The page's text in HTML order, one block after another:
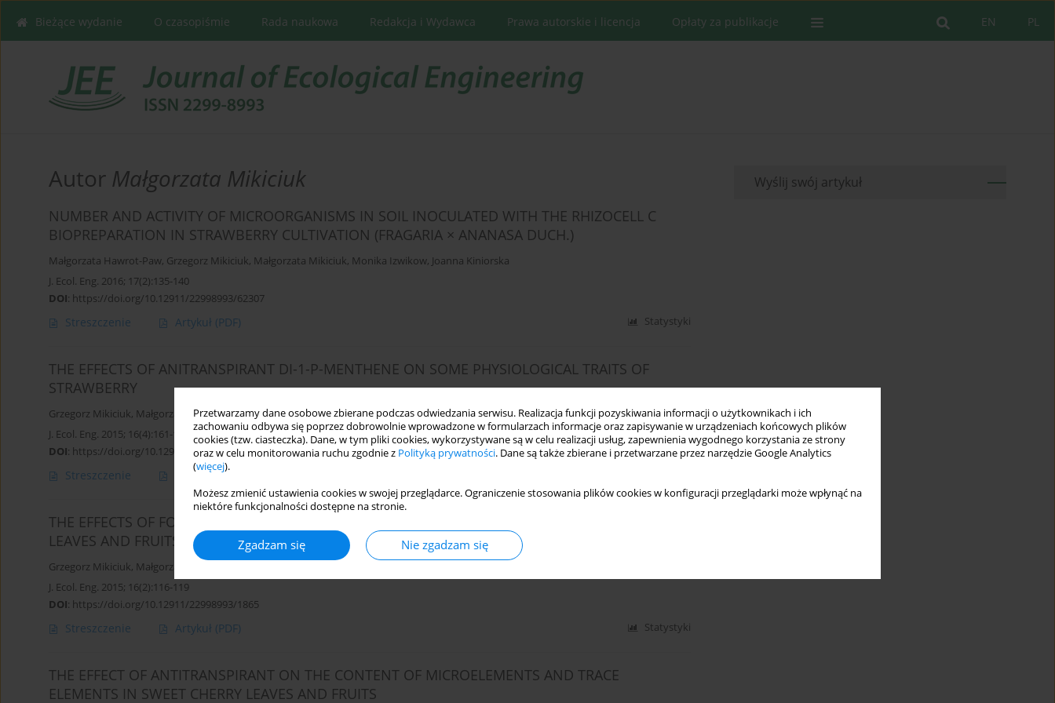
Przetwarzamy dane osobowe zbierane podczas odwiedzania serwisu. Realizacja funkcji pozyskiwania informacji o użytkownikach i ich
zachowaniu odbywa się poprzez dobrowolnie wprowadzone w formularzach informacje oraz zapisywanie w urządzeniach końcowych plików
cookies (tzw. ciasteczka). Dane, w tym pliki cookies, wykorzystywane są w celu realizacji usług, zapewnienia wygodnego korzystania ze strony
oraz w celu monitorowania ruchu zgodnie z Polityką prywatności. Dane są także zbierane i przetwarzane przez narzędzie Google Analytics
(więcej).
Możesz zmienić ustawienia cookies w swojej przeglądarce. Ograniczenie stosowania plików cookies w konfiguracji przeglądarki może wpłynąć na
niektóre funkcjonalności dostępne na stronie.
Zgadzam się Nie zgadzam się
PL
EN
Bieżące wydanie O czasopiśmie Rada naukowa Redakcja i Wydawca Prawa autorskie i licencja Opłaty za publikacje
Autor Małgorzata Mikiciuk
NUMBER AND ACTIVITY OF MICROORGANISMS IN SOIL INOCULATED WITH THE RHIZOCELL C
BIOPREPARATION IN STRAWBERRY CULTIVATION (FRAGARIA × ANANASA DUCH.)
Małgorzata Hawrot-Paw, Grzegorz Mikiciuk, Małgorzata Mikiciuk, Monika Izwikow, Joanna Kiniorska
J. Ecol. Eng. 2016; 17(2):135-140
DOI: https://doi.org/10.12911/22998993/62307
Streszczenie Artykuł (PDF) Statystyki
THE EFFECTS OF ANITRANSPIRANT DI-1-P-MENTHENE ON SOME PHYSIOLOGICAL TRAITS OF
STRAWBERRY
Grzegorz Mikiciuk, Małgorzata Mikiciuk,Piotr Ptak
J. Ecol. Eng. 2015; 16(4):161-167
DOI: https://doi.org/10.12911/22998993/59366
Streszczenie Artykuł (PDF)
THE EFFECTS OF FOLIAR NUTRITION WITH InCa FERTILIZER ON THE CHEMICAL COMPOSITION OF
LEAVES AND FRUITS OF SWEET CHERRY
Grzegorz Mikiciuk, Małgorzata Mikiciuk
J. Ecol. Eng. 2015; 16(2):116-119
DOI: https://doi.org/10.12911/22998993/1865
Streszczenie Artykuł (PDF) Statystyki
THE EFFECT OF ANTITRANSPIRANT ON THE CONTENT OF MICROELEMENTS AND TRACE
ELEMENTS IN SWEET CHERRY LEAVES AND FRUITS
Wyślij swój artykuł